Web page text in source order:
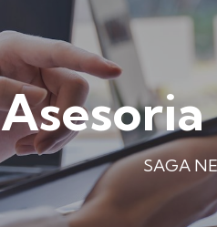
SAGA